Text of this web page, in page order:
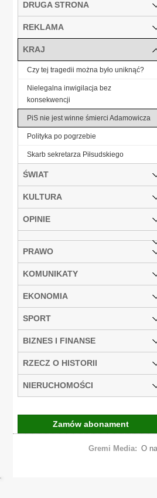
DRUGA STRONA
REKLAMA
KRAJ
Czy tej tragedii można było uniknąć?
Nielegalna inwigilacja bez
konsekwencji
PiS nie jest winne śmierci Adamowicza
Polityka po pogrzebie
Skarb sekretarza Piłsudskiego
ŚWIAT
KULTURA
OPINIE
PRAWO
KOMUNIKATY
EKONOMIA
SPORT
BIZNES I FINANSE
RZECZ O HISTORII
NIERUCHOMOŚCI
Zamów abonament
Gremi Media: O